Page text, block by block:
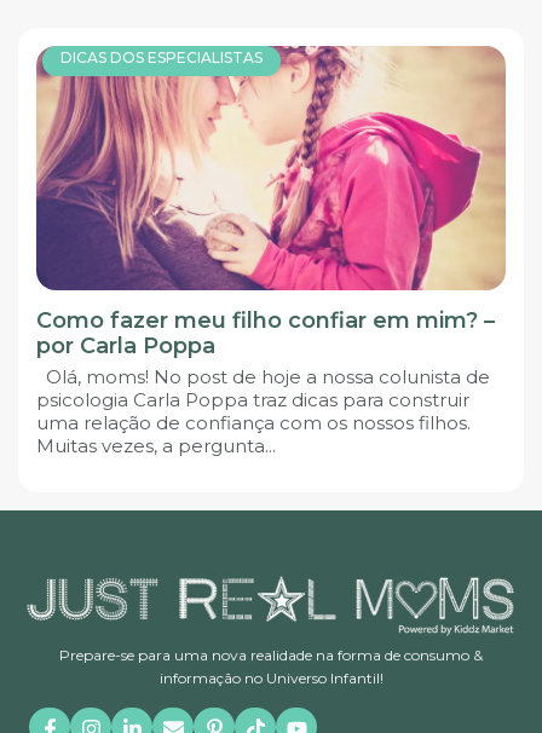
DICAS DOS ESPECIALISTAS
Como fazer meu filho confiar em mim? –
por Carla Poppa
Olá, moms! No post de hoje a nossa colunista de
psicologia Carla Poppa traz dicas para construir
uma relação de confiança com os nossos filhos.
Muitas vezes, a pergunta...
Prepare-se para uma nova realidade na forma de consumo &
informação no Universo Infantil!